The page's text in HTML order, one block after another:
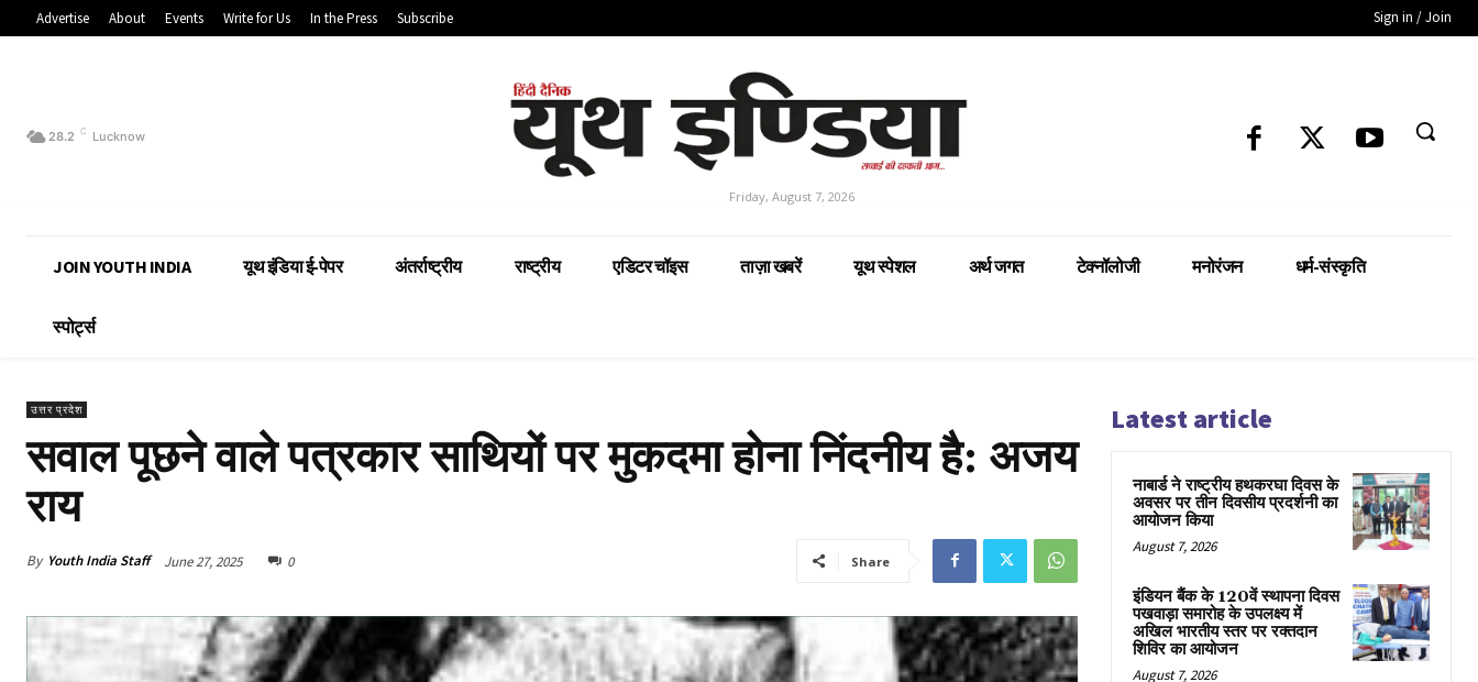
Advertise About Events Write for Us In the Press Subscribe Sign in / Join
28.2 C Lucknow
Friday, August 7, 2026
JOIN YOUTH INDIA यूथ इंडिया ई-पेपर अंतर्राष्ट्रीय राष्ट्रीय एडिटर चॉइस ताज़ा खबरें यूथ स्पेशल अर्थ जगत टेक्नॉलोजी मनोरंजन धर्म-संस्कृति
स्पोर्ट्स
उत्तर प्रदेश
सवाल पूछने वाले पत्रकार साथियों पर मुकदमा होना निंदनीय है: अजय
राय
By Youth India Staff June 27, 2025 0 Share
Latest article
नाबार्ड ने राष्ट्रीय हथकरघा दिवस के
अवसर पर तीन दिवसीय प्रदर्शनी का
आयोजन किया
August 7, 2026
इंडियन बैंक के 120वें स्थापना दिवस
पखवाड़ा समारोह के उपलक्ष्य में
अखिल भारतीय स्तर पर रक्तदान
शिविर का आयोजन
August 7, 2026